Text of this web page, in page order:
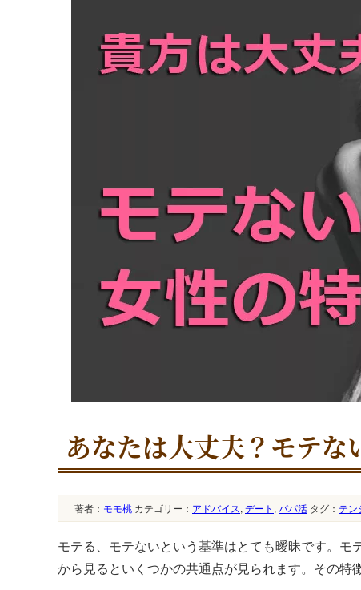
あなたは大丈夫？モテ
著者： モモ桃 カテゴリー： アドバイス, デート , パパ活 タグ： テン
モテる、モテないという基準はとても曖昧です。
から見るといくつかの共通点が見られます。その特